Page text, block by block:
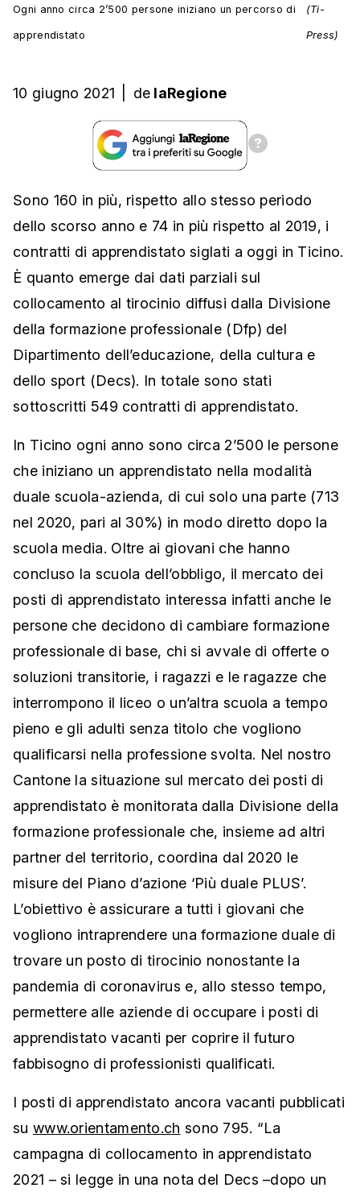
Ogni anno circa 2’500 persone iniziano un percorso di
apprendistato
(Ti-
Press)
10 giugno 2021 de laRegione
Sono 160 in più, rispetto allo stesso periodo
dello scorso anno e 74 in più rispetto al 2019, i
contratti di apprendistato siglati a oggi in Ticino.
È quanto emerge dai dati parziali sul
collocamento al tirocinio diffusi dalla Divisione
della formazione professionale (Dfp) del
Dipartimento dell’educazione, della cultura e
dello sport (Decs). In totale sono stati
sottoscritti 549 contratti di apprendistato.
In Ticino ogni anno sono circa 2’500 le persone
che iniziano un apprendistato nella modalità
duale scuola-azienda, di cui solo una parte (713
nel 2020, pari al 30%) in modo diretto dopo la
scuola media. Oltre ai giovani che hanno
concluso la scuola dell’obbligo, il mercato dei
posti di apprendistato interessa infatti anche le
persone che decidono di cambiare formazione
professionale di base, chi si avvale di offerte o
soluzioni transitorie, i ragazzi e le ragazze che
interrompono il liceo o un’altra scuola a tempo
pieno e gli adulti senza titolo che vogliono
qualificarsi nella professione svolta. Nel nostro
Cantone la situazione sul mercato dei posti di
apprendistato è monitorata dalla Divisione della
formazione professionale che, insieme ad altri
partner del territorio, coordina dal 2020 le
misure del Piano d’azione ‘Più duale PLUS’.
L’obiettivo è assicurare a tutti i giovani che
vogliono intraprendere una formazione duale di
trovare un posto di tirocinio nonostante la
pandemia di coronavirus e, allo stesso tempo,
permettere alle aziende di occupare i posti di
apprendistato vacanti per coprire il futuro
fabbisogno di professionisti qualificati.
I posti di apprendistato ancora vacanti pubblicati
su www.orientamento.ch sono 795. “La
campagna di collocamento in apprendistato
2021 – si legge in una nota del Decs –dopo un